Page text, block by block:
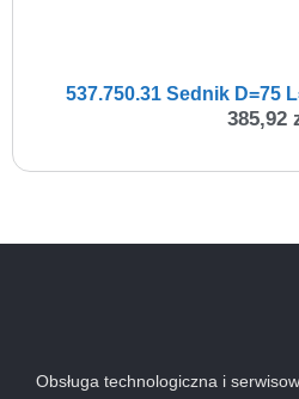
537.750.31 Sednik D=75
385,92
Obsługa technologiczna i